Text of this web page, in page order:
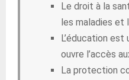
Le droit à la
les maladies et
L’éducation
ouvre l’accès
La protection